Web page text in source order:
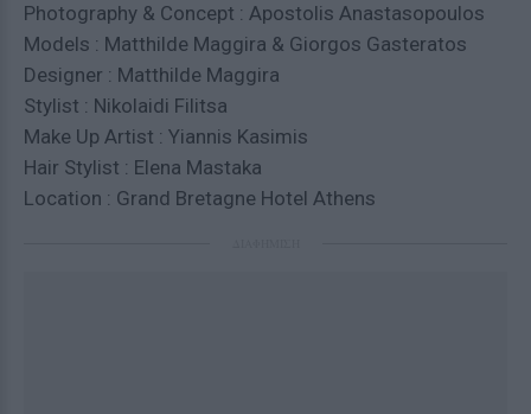
Photography & Concept : Apostolis Anastasopoulos
Models : Matthilde Maggira & Giorgos Gasteratos
Designer : Matthilde Maggira
Stylist : Nikolaidi Filitsa
Make Up Artist : Yiannis Kasimis
Hair Stylist : Elena Mastaka
Location : Grand Bretagne Hotel Athens